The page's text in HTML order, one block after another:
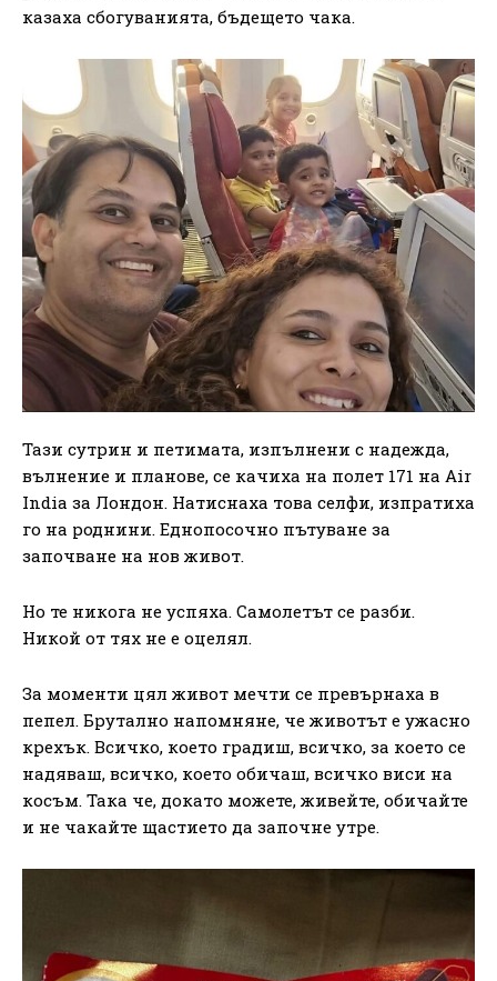
казаха сбогуванията, бъдещето чака.
Тази сутрин и петимата, изпълнени с надежда,
вълнение и планове, се качиха на полет 171 на Air
India за Лондон. Натиснаха това селфи, изпратиха
го на роднини. Еднопосочно пътуване за
започване на нов живот.
Но те никога не успяха. Самолетът се разби.
Никой от тях не е оцелял.
За моменти цял живот мечти се превърнаха в
пепел. Брутално напомняне, че животът е ужасно
крехък. Всичко, което градиш, всичко, за което се
надяваш, всичко, което обичаш, всичко виси на
косъм. Така че, докато можете, живейте, обичайте
и не чакайте щастието да започне утре.